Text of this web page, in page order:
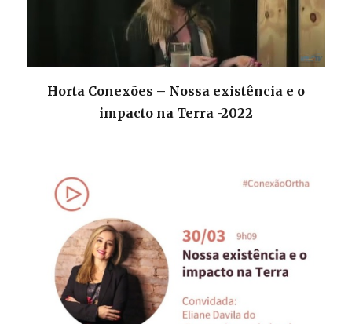
Horta Conexões – Nossa existência e o
impacto na Terra -2022